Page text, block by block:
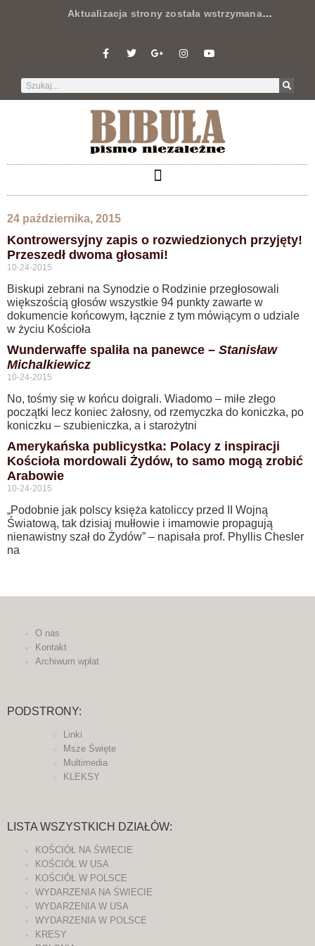
Aktualizacja strony została wstrzymana…
24 października, 2015
Kontrowersyjny zapis o rozwiedzionych przyjęty!
Przeszedł dwoma głosami!
10-24-2015
Biskupi zebrani na Synodzie o Rodzinie przegłosowali
większością głosów wszystkie 94 punkty zawarte w
dokumencie końcowym, łącznie z tym mówiącym o udziale
w życiu Kościoła
Wunderwaffe spaliła na panewce – Stanisław
Michalkiewicz
10-24-2015
No, tośmy się w końcu doigrali. Wiadomo – miłe złego
początki lecz koniec żałosny, od rzemyczka do koniczka, po
koniczku – szubieniczka, a i starożytni
Amerykańska publicystka: Polacy z inspiracji
Kościoła mordowali Żydów, to samo mogą zrobić
Arabowie
10-24-2015
„Podobnie jak polscy księża katoliccy przed II Wojną
Światową, tak dzisiaj mułłowie i imamowie propagują
nienawistny szał do Żydów” – napisała prof. Phyllis Chesler
na
O nas
Kontakt
Archiwum wpłat
PODSTRONY:
Linki
Msze Święte
Multimedia
KLEKSY
LISTA WSZYSTKICH DZIAŁÓW:
KOŚCIÓŁ NA ŚWIECIE
KOŚCIÓŁ W USA
KOŚCIÓŁ W POLSCE
WYDARZENIA NA ŚWIECIE
WYDARZENIA W USA
WYDARZENIA W POLSCE
KRESY